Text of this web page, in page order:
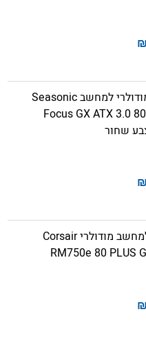
₪
ספק כוח מודולרי למחשב Seasonic
Focus GX ATX 3.0
₪
ספק כוח למחשב מודולרי Corsair
RM750e 80 PLUS
₪